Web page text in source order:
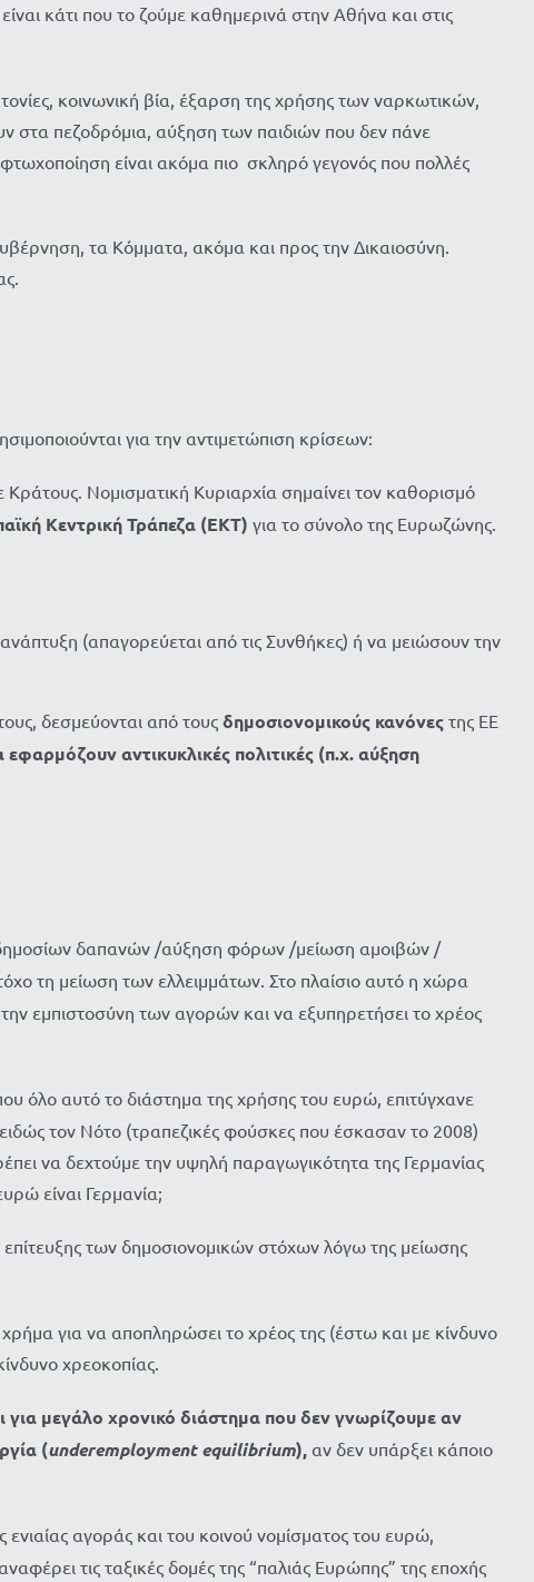
κάτι που το ζούμε καθημερινά στην Αθήνα και στις
κοινωνική βία, έξαρση της χρήσης των ναρκωτικών,
πεζοδρόμια, αύξηση των παιδιών που δεν πάνε
είναι ακόμα πιο σκληρό γεγονός που πολλές
τα Κόμματα, ακόμα και προς την Δικαιοσύνη.
για την αντιμετώπιση κρίσεων:
Νομισματική Κυριαρχία σημαίνει τον καθορισμό
Κεντρική Τράπεζα (ΕΚΤ) για το σύνολο της Ευρωζώνης.
(απαγορεύεται από τις Συνθήκες) ή να μειώσουν την
δεσμεύονται από τους δημοσιονομικούς κανόνες της ΕΕ
αντικυκλικές πολιτικές (π.χ. αύξηση
δαπανών /αύξηση φόρων /μείωση αμοιβών /
τη μείωση των ελλειμμάτων. Στο πλαίσιο αυτό η χώρα
εμπιστοσύνη των αγορών και να εξυπηρετήσει το χρέος
όλο αυτό το διάστημα της χρήσης του ευρώ, επιτύγχανε
τον Νότο (τραπεζικές φούσκες που έσκασαν το 2008)
να δεχτούμε την υψηλή παραγωγικότητα της Γερμανίας
είναι Γερμανία;
των δημοσιονομικών στόχων λόγω της μείωσης
για να αποπληρώσει το χρέος της (έστω και με κίνδυνο
χρεοκοπίας.
για μεγάλο χρονικό διάστημα που δεν γνωρίζουμε αν
(underemployment equilibrium), αν δεν υπάρξει κάποιο
ενιαίας αγοράς και του κοινού νομίσματος του ευρώ,
τις ταξικές δομές της “παλιάς Ευρώπης” της εποχής